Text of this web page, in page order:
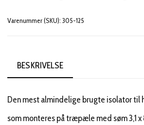
Varenummer (SKU): 305-125
BESKRIVELSE
Den mest almindelige brugte isolator til
som monteres på træpæle med søm 3,1